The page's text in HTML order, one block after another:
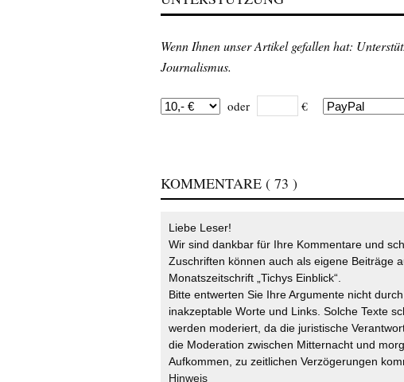
Wenn Ihnen unser Artikel gefallen hat:
Journalismus.
oder €
KOMMENTARE ( 73 )
Liebe Leser!
Wir sind dankbar für Ihre Kommentare und
Zuschriften können auch als eigene Beiträge
Monatszeitschrift „Tichys Einblick“.
Bitte entwerten Sie Ihre Argumente nicht
inakzeptable Worte und Links. Solche Texte
werden moderiert, da die juristische
die Moderation zwischen Mitternacht und
Aufkommen, zu zeitlichen Verzögerungen
Hinweis